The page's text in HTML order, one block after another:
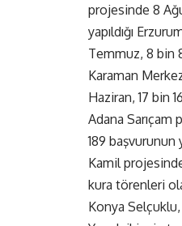
projesinde 8
yapıldığı
Temmuz, 8 bin
Karaman
Haziran, 17 bin
Adana Sarıçam
189 başvurunun
Kamil
kura törenleri
Konya Selçuklu,